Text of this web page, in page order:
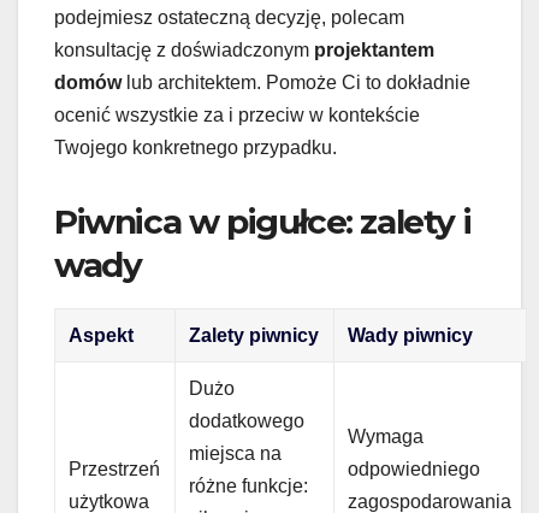
podejmiesz ostateczną decyzję, polecam
konsultację z doświadczonym projektantem
domówlub architektem. Pomoże Ci to dokładnie
ocenić wszystkie za i przeciw w kontekście
Twojego konkretnego przypadku.
Piwnica w pigułce: zalety i
wady
Aspekt Zalety piwnicy Wady piwnicy
Przestrzeń
użytkowa
Dużo
dodatkowego
miejsca na
różne funkcje:
Wymaga
odpowiedniego
zagospodarowania